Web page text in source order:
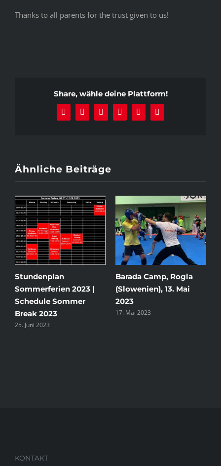
Thanks to all parents for the trust given to us!
Share, wähle deine Plattform!
Facebook
X RedditLinkedInPinterest
E-
Mail
Ähnliche Beiträge
Stundenplan
Sommerferien 2023 |
Schedule Sommer
Break 2023
25. Juni 2023
Barada Camp, Rogla
(Slowenien), 13. Mai
2023
17. Mai 2023
KONTAKT